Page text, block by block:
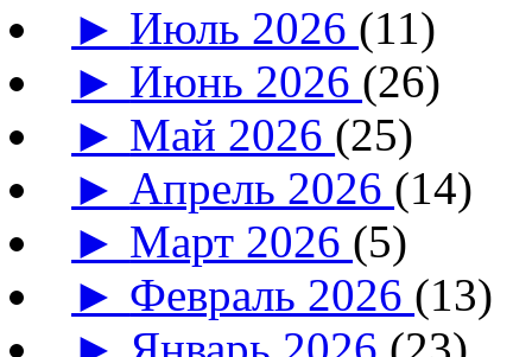
► Июль 2026 (11)
► Июнь 2026 (26)
► Май 2026 (25)
► Апрель 2026 (14)
► Март 2026 (5)
► Февраль 2026 (13)